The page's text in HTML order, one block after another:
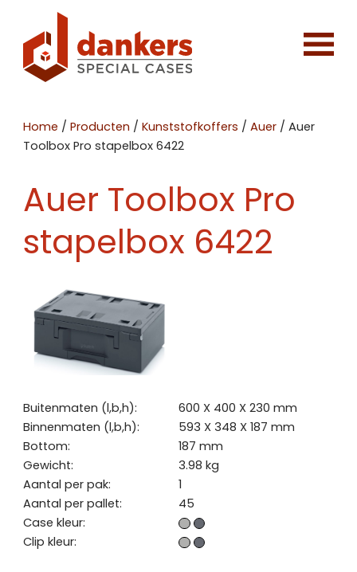
Home /Producten /Kunststofkoffers /Auer /Auer
Toolbox Pro stapelbox 6422
Auer Toolbox Pro
stapelbox 6422
Buitenmaten (l,b,h):
600 X 400 X 230 mm
Binnenmaten (l,b,h):
593 X 348 X 187 mm
Bottom:
187 mm
Gewicht:
3.98 kg
Aantal per pak:
1
Aantal per pallet:
45
Case kleur:
Clip kleur: